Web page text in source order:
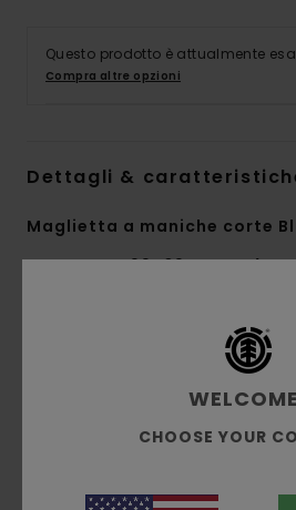
Questo prodotto è attualmente
Compra altre opzioni
Dettagli &
Maglietta a maniche corte
StyleELYZT00430 Codice
collezione
cotone biologico [180 g/m2]
Collo:Girocollo
CHOOSE YOUR